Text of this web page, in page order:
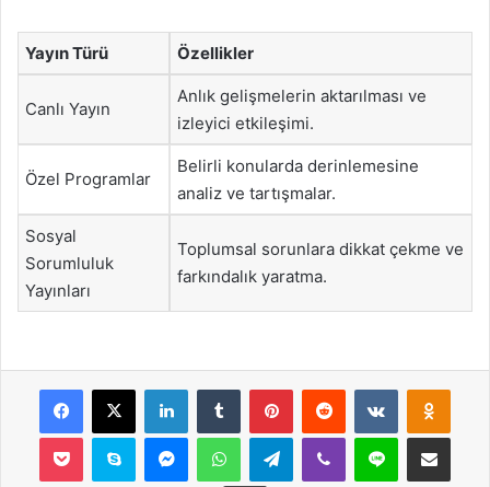
Yayın Türü Özellikler
Canlı Yayın
Anlık gelişmelerin aktarılması ve
izleyici etkileşimi.
Özel Programlar
Belirli konularda derinlemesine
analiz ve tartışmalar.
Sosyal
Sorumluluk
Yayınları
Toplumsal sorunlara dikkat çekme ve
farkındalık yaratma.
Facebook
X LinkedInTumblr PinterestReddit VKontakte
Pocket Skype MessengerWhatsAppTelegramViber Line E-Posta ile